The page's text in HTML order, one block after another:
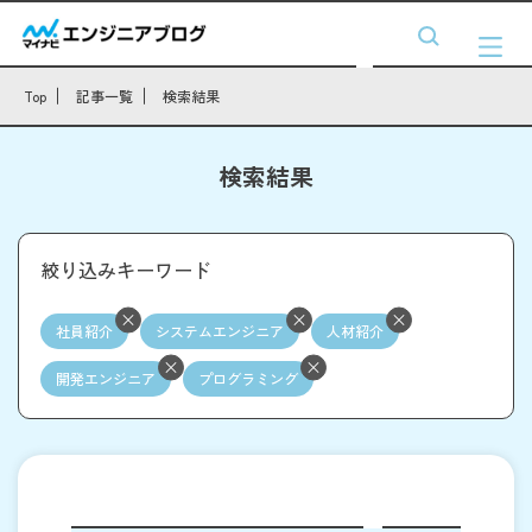
Top 記事一覧 検索結果
検索結果
絞り込みキーワード
社員紹介 システムエンジニア 人材紹介
開発エンジニア プログラミング